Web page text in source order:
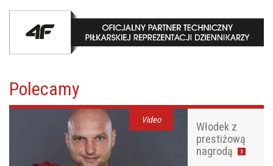
Polecamy
Video
Włodek z
prestiżową
nagrodą